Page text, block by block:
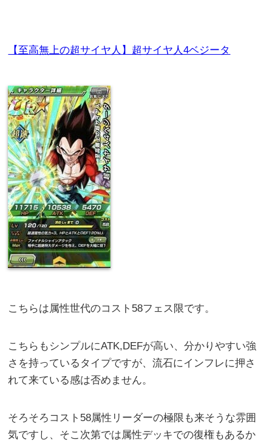
【至高無上の超サイヤ人】超サイヤ人4ベジータ
こちらは属性世代のコスト58フェス限です。
こちらもシンプルにATK,DEFが高い、分かりやすい強
さを持っているタイプですが、流石にインフレに押さ
れて来ている感は否めません。
そろそろコスト58属性リーダーの極限も来そうな雰囲
気ですし、そこ次第では属性デッキでの復権もあるか